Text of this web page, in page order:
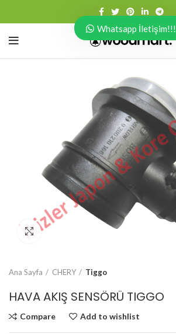
Click to enlarge
Ana Sayfa CHERY Tiggo
HAVA AKIŞ SENSÖRÜ TIGGO
Compare Add to wishlist
Whatsapp İletişim!!!